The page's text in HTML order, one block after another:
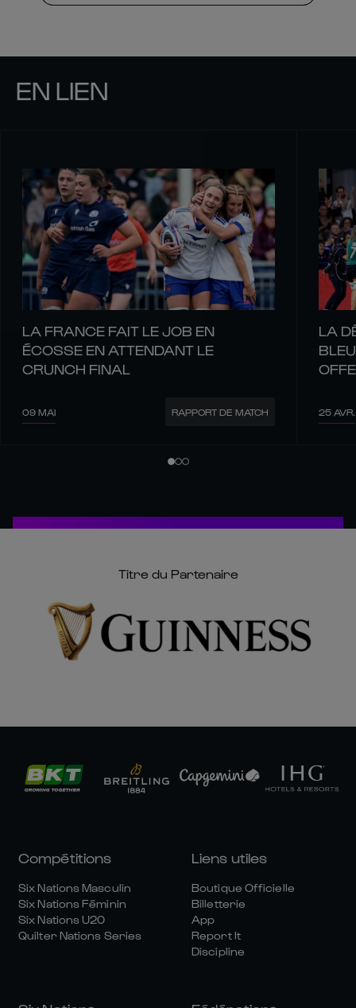
EN LIEN
LA FRANCE FAIT LE JOB EN
ÉCOSSE EN ATTENDANT LE
CRUNCH FINAL
09 MAI RAPPORT DE MATCH
LA
25 AVR.
Titre du Partenaire
Compétitions
Six Nations Masculin
Six Nations Féminin
Six Nations U20
Quilter Nations Series
Liens utiles
Boutique Officielle
Billetterie
App
Report It
Discipline